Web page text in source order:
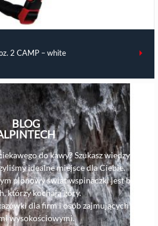
2 CAMP – white
BLOG
do kawy? Szukasz wiedzy i
idealne miejsce dla Ciebie.
pionowy świat wspinaczki jest bliski,
którzy kochają góry.
dla firm i osób zajmujących się
wysokościowymi.